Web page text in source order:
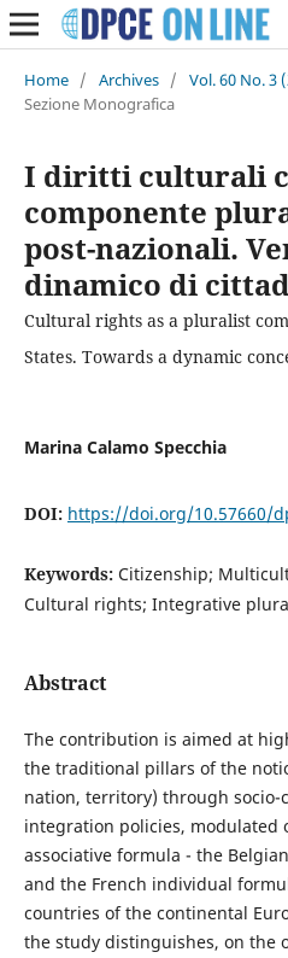
Home / Archives / Vol. 60 No. 3
Sezione Monografica
I diritti culturali
componente
post-nazionali.
dinamico di
Cultural rights as a pluralist
States. Towards a dynamic
Marina Calamo Specchia
DOI: https://doi.org/10.57660/
Keywords: Citizenship;
Cultural rights; Integrative
Abstract
The contribution is aimed at
the traditional pillars of the
nation, territory) through
integration policies, modulated
associative formula - the
and the French individual
countries of the continental
the study distinguishes, on the